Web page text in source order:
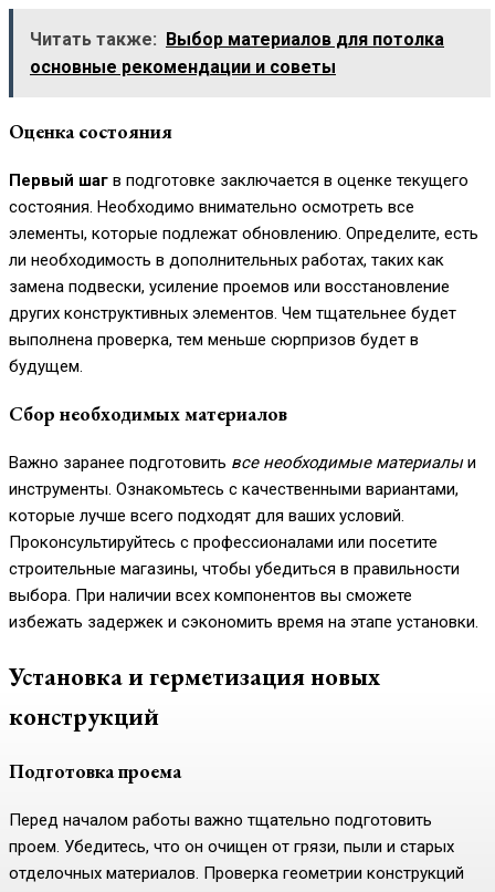
Читать также: Выбор материалов для потолка
основные рекомендации и советы
Оценка состояния
Первый шаг в подготовке заключается в оценке текущего
состояния. Необходимо внимательно осмотреть все
элементы, которые подлежат обновлению. Определите, есть
ли необходимость в дополнительных работах, таких как
замена подвески, усиление проемов или восстановление
других конструктивных элементов. Чем тщательнее будет
выполнена проверка, тем меньше сюрпризов будет в
будущем.
Сбор необходимых материалов
Важно заранее подготовить все необходимые материалыи
инструменты. Ознакомьтесь с качественными вариантами,
которые лучше всего подходят для ваших условий.
Проконсультируйтесь с профессионалами или посетите
строительные магазины, чтобы убедиться в правильности
выбора. При наличии всех компонентов вы сможете
избежать задержек и сэкономить время на этапе установки.
Установка и герметизация новых
конструкций
Подготовка проема
Перед началом работы важно тщательно подготовить
проем. Убедитесь, что он очищен от грязи, пыли и старых
отделочных материалов. Проверка геометрии конструкций